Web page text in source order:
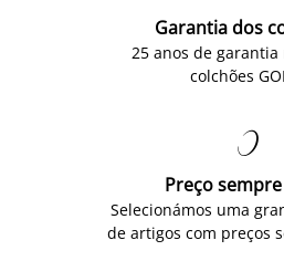
Garantia dos
25 anos de garantia
colchões

Preço
Selecionámos uma
de artigos com preços